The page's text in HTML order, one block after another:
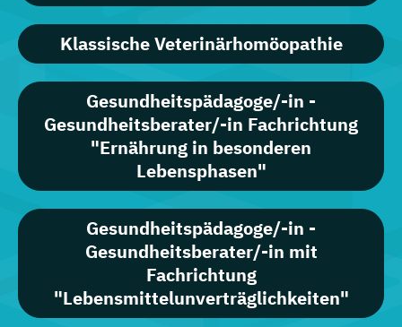
Klassische Veterinärhomöopathie
Gesundheitspädagoge/-in -
Gesundheitsberater/-in Fachrichtung
"Ernährung in besonderen
Lebensphasen"
Gesundheitspädagoge/-in -
Gesundheitsberater/-in mit
Fachrichtung
"Lebensmittelunverträglichkeiten"